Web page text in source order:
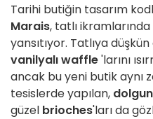
Tarihi butiğin tasarım
Marais, tatlı ikramlarında
yansıtıyor. Tatlıya
vanilyalı waffle'larını
ancak bu yeni butik aynı
tesislerde yapılan,
güzel brioches'ları da